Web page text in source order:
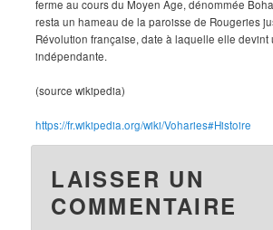
ferme au cours du Moyen Âge, dénommée
resta un hameau de la paroisse de Rougeries
Révolution française, date à laquelle elle devint
indépendante.
(source wikipedia)
https://fr.wikipedia.org/wiki/Voharies#Histoire
LAISSER UN
COMMENTAIRE